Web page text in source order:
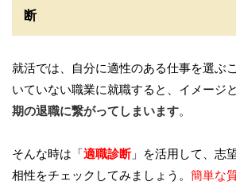
断
就活では、自分に適性のある仕事を選ぶ
いていない職業に就職すると、イメージ
期の退職に繋がってしまいます。
そんな時は「適職診断」を活用して、志
相性をチェックしてみましょう。 簡単な